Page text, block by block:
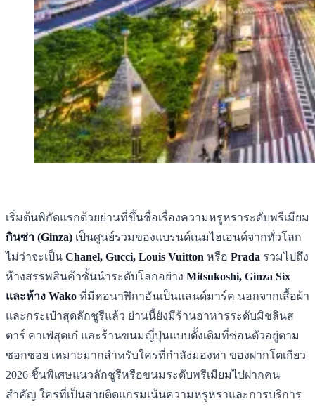
เริ่มต้นพิกัดแรกด้วยย่านที่ขึ้นชื่อเรื่องความหรูหราระดับพรีเมียม
กินซ่า (Ginza) เป็นศูนย์รวมของแบรนด์เนมไฮเอนด์จากทั่วโลก
ไม่ว่าจะเป็น Chanel, Gucci, Louis Vuitton หรือ Prada รวมไปถึง
ห้างสรรพสินค้าชั้นนำระดับโลกอย่าง Mitsukoshi, Ginza Six
และห้าง Wako ที่มีหอนาฬิกาอันเป็นแลนด์มาร์ค นอกจากเสื้อผ้า
และกระเป๋าสุดลักชูรีแล้ว ย่านนี้ยังมีร้านอาหารระดับมิชลินส
ตาร์ คาเฟ่สุดเก๋ และร้านขนมญี่ปุ่นแบบดั้งเดิมที่ซ่อนตัวอยู่ตาม
ซอกซอย เหมาะมากสำหรับใครที่กำลังมองหา ของฝากโตเกียว
2026 ชิ้นพิเศษแนวลักชูรีหรือขนมระดับพรีเมียมไปฝากคน
สำคัญ ใครที่เป็นสายติดแกรมเน้นความหรูหราและการบริการ